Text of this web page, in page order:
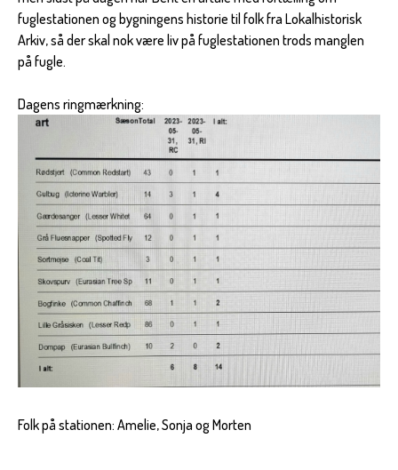
fuglestationen og bygningens historie til folk fra Lokalhistorisk
Arkiv, så der skal nok være liv på fuglestationen trods manglen
på fugle.
Dagens ringmærkning:
Folk på stationen: Amelie, Sonja og Morten